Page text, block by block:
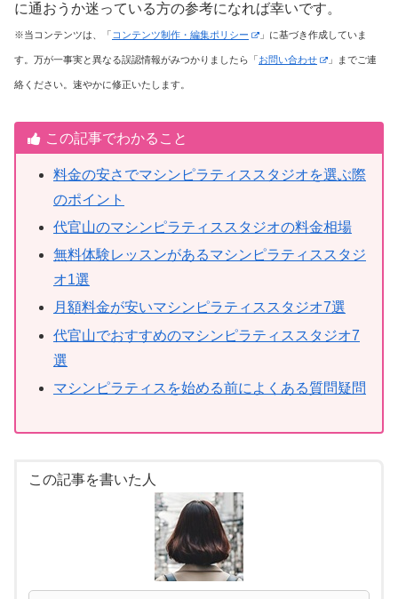
に通おうか迷っている方の参考になれば幸いです。
※当コンテンツは、「 コンテンツ制作・編集ポリシー 」に基づき作成していま
す。万が一事実と異なる誤認情報がみつかりましたら「お問い合わせ 」までご連
絡ください。速やかに修正いたします。
この記事でわかること
料金の安さでマシンピラティススタジオを選ぶ際
のポイント
代官山のマシンピラティススタジオの料金相場
無料体験レッスンがあるマシンピラティススタジ
オ1選
月額料金が安いマシンピラティススタジオ7選
代官山でおすすめのマシンピラティススタジオ7
選
マシンピラティスを始める前によくある質問疑問
この記事を書いた人